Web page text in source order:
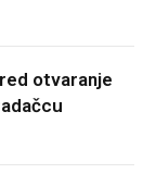
otvaranje